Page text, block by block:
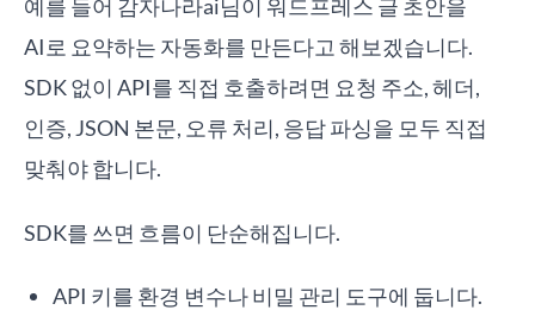
예를 들어 감자나라ai님이 워드프레스 글 초안을
AI로 요약하는 자동화를 만든다고 해보겠습니다.
SDK 없이 API를 직접 호출하려면 요청 주소, 헤더,
인증, JSON 본문, 오류 처리, 응답 파싱을 모두 직접
맞춰야 합니다.
SDK를 쓰면 흐름이 단순해집니다.
API 키를 환경 변수나 비밀 관리 도구에 둡니다.